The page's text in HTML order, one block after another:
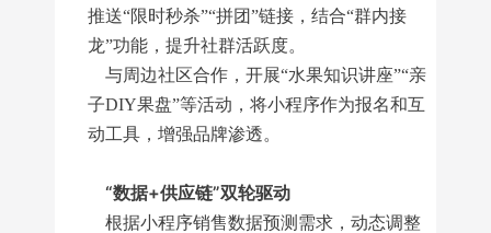
推送“限时秒杀”“拼团”链接，结合“群内接
龙”功能，提升社群活跃度。
与周边社区合作，开展“水果知识讲座”“亲
子DIY果盘”等活动，将小程序作为报名和互
动工具，增强品牌渗透。
“数据+供应链”双轮驱动
根据小程序销售数据预测需求，动态调整